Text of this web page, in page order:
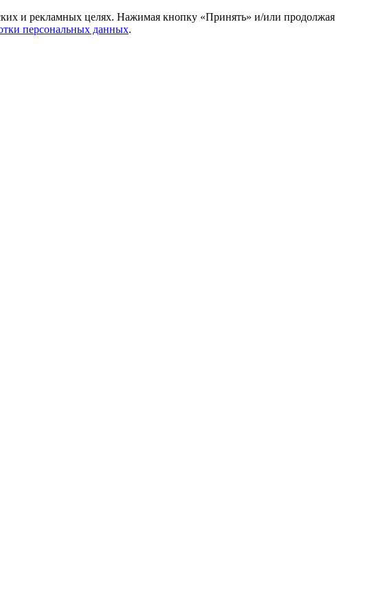
и рекламных целях. Нажимая кнопку «Принять» и/или продолжая
персональных данных.